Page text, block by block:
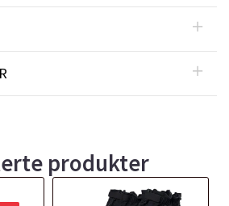
produkter